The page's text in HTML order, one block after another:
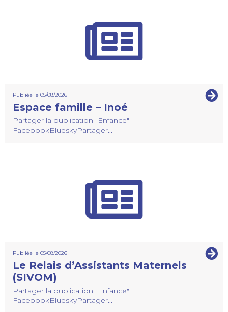
Publiée le 05/08/2026
Espace famille – Inoé
Partager la publication "Enfance"
FacebookBlueskyPartager...
Publiée le 05/08/2026
Le Relais d’Assistants Maternels
(SIVOM)
Partager la publication "Enfance"
FacebookBlueskyPartager...